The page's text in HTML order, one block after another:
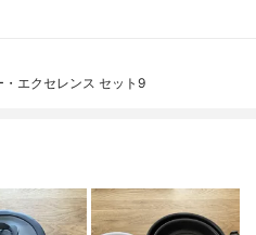
エクセレンス セット9